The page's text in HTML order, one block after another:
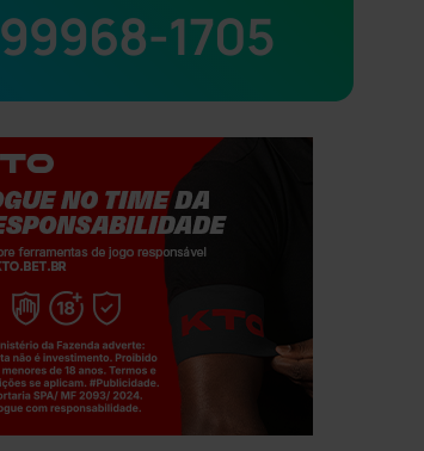
99968-1705